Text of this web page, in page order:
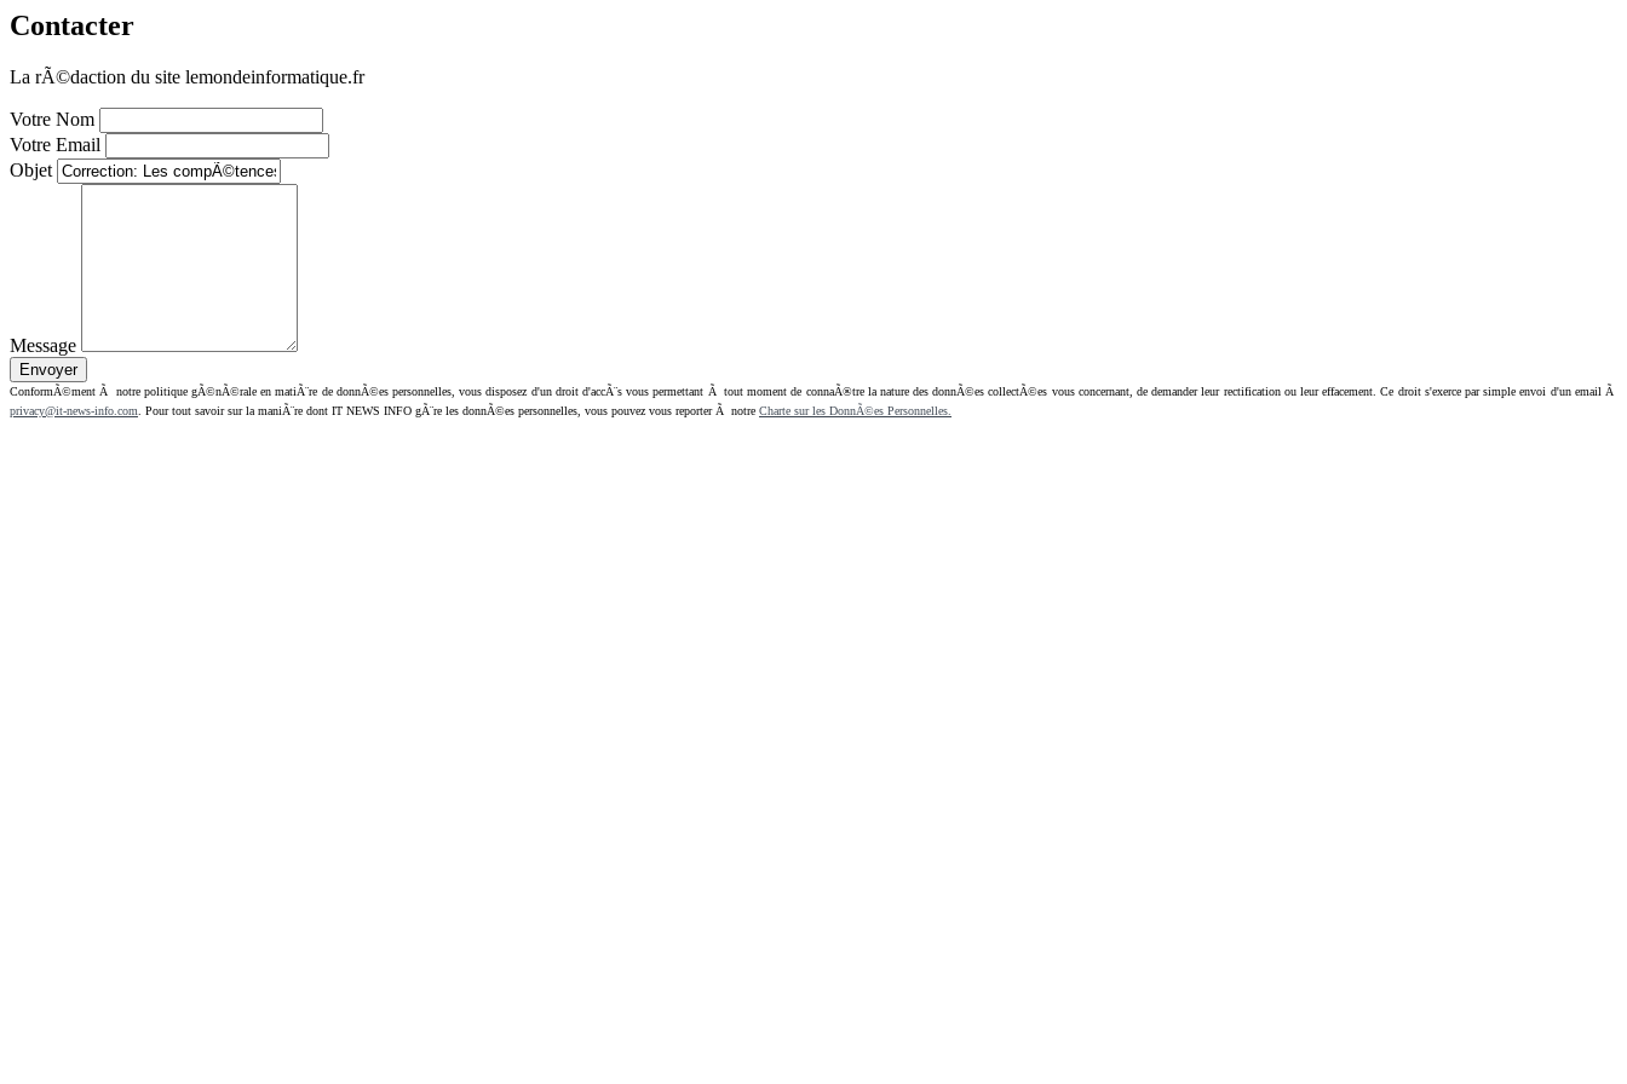
Contacter
La rÃ©daction du site lemondeinformatique.fr
Votre Nom
Votre Email
Objet
Message
ConformÃ©ment Ã notre politique gÃ©nÃ©rale en matiÃ¨re de donnÃ©es personnelles, vous disposez d'un droit d'accÃ¨s vous permettant Ã tout moment de connaÃ®tre la nature des donnÃ©es collectÃ©es vous concernant, de demander leur rectification ou leur effacement. Ce droit s'exerce par simple envoi d'un email Ã
privacy@it-news-info.com . Pour tout savoir sur la maniÃ¨re dont IT NEWS INFO gÃ¨re les donnÃ©es personnelles, vous pouvez vous reporter Ã notre Charte sur les DonnÃ©es Personnelles.